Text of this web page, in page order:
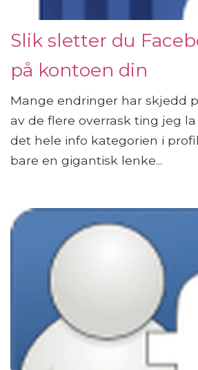
Slik sletter du
på kontoen din
Mange endringer har skjedd
av de flere overrask ting jeg
det hele info kategorien i
bare en gigantisk lenke...